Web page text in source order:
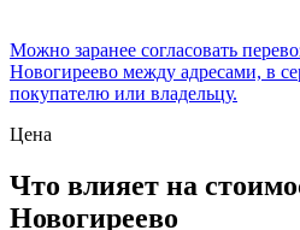
Можно заранее согласовать
Новогиреево между адресами, в
покупателю или владельцу.
Цена
Что влияет на
Новогиреево